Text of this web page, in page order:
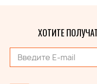
ХОТИТЕ